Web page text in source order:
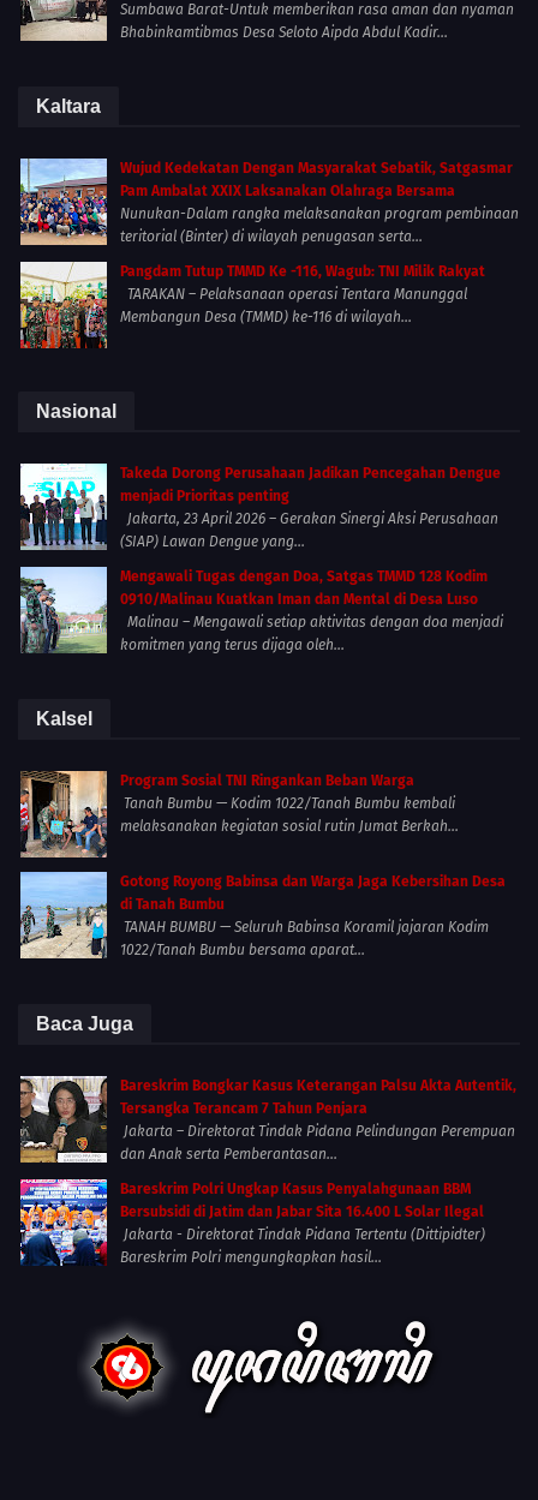
Sumbawa Barat-Untuk memberikan rasa aman dan nyaman
Bhabinkamtibmas Desa Seloto Aipda Abdul Kadir...
Kaltara
Wujud Kedekatan Dengan Masyarakat Sebatik, Satgasmar
Pam Ambalat XXIX Laksanakan Olahraga Bersama
Nunukan-Dalam rangka melaksanakan program pembinaan
teritorial (Binter) di wilayah penugasan serta...
Pangdam Tutup TMMD Ke -116, Wagub: TNI Milik Rakyat
TARAKAN – Pelaksanaan operasi Tentara Manunggal
Membangun Desa (TMMD) ke-116 di wilayah...
Nasional
Takeda Dorong Perusahaan Jadikan Pencegahan Dengue
menjadi Prioritas penting
Jakarta, 23 April 2026 – Gerakan Sinergi Aksi Perusahaan
(SIAP) Lawan Dengue yang...
Mengawali Tugas dengan Doa, Satgas TMMD 128 Kodim
0910/Malinau Kuatkan Iman dan Mental di Desa Luso
Malinau – Mengawali setiap aktivitas dengan doa menjadi
komitmen yang terus dijaga oleh...
Kalsel
Program Sosial TNI Ringankan Beban Warga
Tanah Bumbu — Kodim 1022/Tanah Bumbu kembali
melaksanakan kegiatan sosial rutin Jumat Berkah...
Gotong Royong Babinsa dan Warga Jaga Kebersihan Desa
di Tanah Bumbu
TANAH BUMBU — Seluruh Babinsa Koramil jajaran Kodim
1022/Tanah Bumbu bersama aparat...
Baca Juga
Bareskrim Bongkar Kasus Keterangan Palsu Akta Autentik,
Tersangka Terancam 7 Tahun Penjara
Jakarta – Direktorat Tindak Pidana Pelindungan Perempuan
dan Anak serta Pemberantasan...
Bareskrim Polri Ungkap Kasus Penyalahgunaan BBM
Bersubsidi di Jatim dan Jabar Sita 16.400 L Solar Ilegal
Jakarta - Direktorat Tindak Pidana Tertentu (Dittipidter)
Bareskrim Polri mengungkapkan hasil...